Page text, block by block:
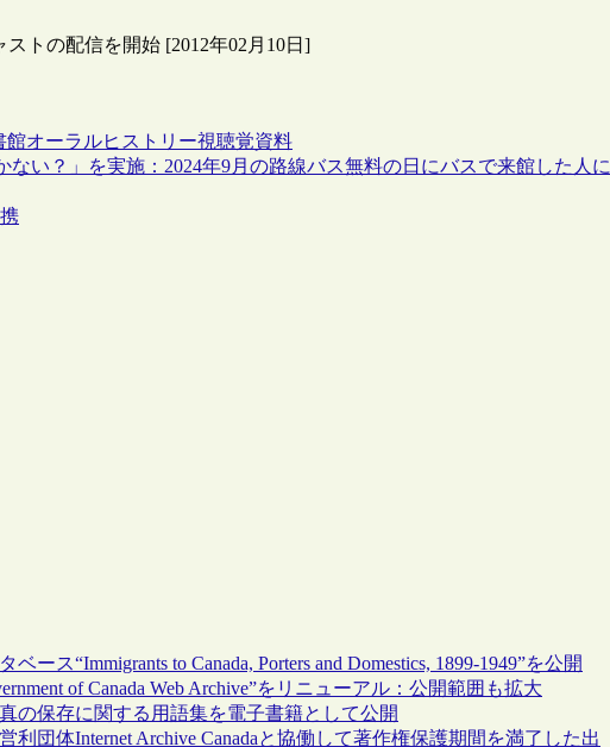
トの配信を開始 [2012年02月10日]
館オーラルヒストリー視聴覚資料
い？」を実施：2024年9月の路線バス無料の日にバスで来館した人に
ス“Immigrants to Canada, Porters and Domestics, 1899-1949”を公開
of Canada Web Archive”をリニューアル：公開範囲も拡大
の保存に関する用語集を電子書籍として公開
団体Internet Archive Canadaと協働して著作権保護期間を満了した出